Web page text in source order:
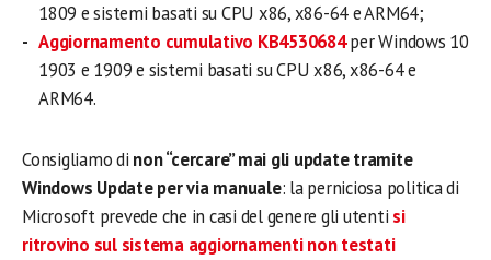
1809 e sistemi basati su CPU x86, x86-64 e ARM64;
Aggiornamento cumulativo KB4530684per Windows 10
1903 e 1909 e sistemi basati su CPU x86, x86-64 e
ARM64.
Consigliamo di non “cercare” mai gli update tramite
Windows Update per via manuale: la perniciosa politica di
Microsoft prevede che in casi del genere gli utenti si
ritrovino sul sistema aggiornamenti non testati